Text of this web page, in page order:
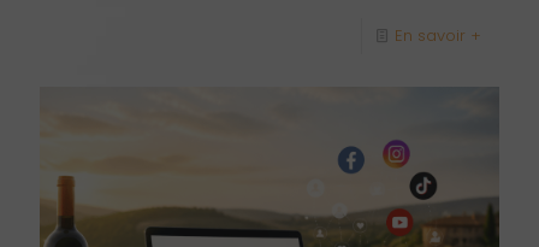
En savoir +